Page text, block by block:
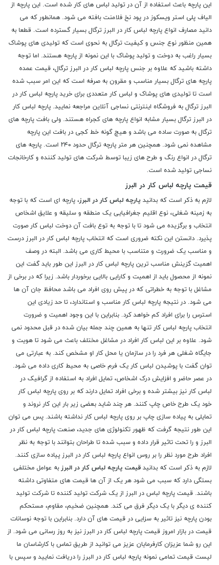
این پارچه باعث استفاده از آن در تولید لباس های کار شده است. این پارچه از
الیاف پلی استر ویسکوز در پود نخ فلامنت بافته می شود. همانطور که می
دانید مصارف انواع پارچه لباس کار در البرز ترگال بسیار گسترده است. قطعا به
همین منظور نوع جنس و کیفیت ترگال به نحوی است که تولیدی ‌های پوشاک
بسیار راغب به دوخت و تولید پوشاک با این نمونه از پارچه هستند. اما توجه
داشته باشید که علاوه بر جنس پارچه لباس کار در البرز ترگال، قیمت عمده
پارچه های ترگال بسیار مناسب و مقرون به صرفه است که این امر سبب شده
است تا تولیدی‌ های پوشاک و لباس کار متعددی برای خرید پارچه لباس کار در
البرز ترگال به فروشگاه اینترنتی نساجی آنلاین مراجعه نمایید. پارچه لباس کار
در البرز ترگال بسیار مشابه انواع پارچه های کجراه هستند. ولی بافت پارچه های
ترگال به صورت ساده می باشد و هیچ گونه خط کجی در بافت این پارچه
مشاهده نمی ‌شود. همچنین هر متر پارچه ترگال حدود ۲۴۰ است. پارچه های
ترگال در انواع رنگ و طرح های زیبا توسط شرکت های تولید کننده و کارخانجات
نساجی تولید شده است.
قیمت پارچه لباس کار در البرز
لازم به ذکر است که بدانید پارچه لباس کار در البرز، پارچه ای است که با توجه
به زمینه شغلی، نوع اقلیم جغرافیایی یک منطقه و سلیقه و علایق اشخاص
انتخاب و برگزیده می شود تا با توجه به توع بافت آن دوخت لباس کار صورت
پذیرد. دانستن این نکته ضروری است که انتخاب پارچه لباس کار در البرز درست
و مناسب یک ضرورت و متناسب با محیط کاری می باشد. البته در وصف
اهمیت گزینش مناسب ترین پارچه لباس کار در البرز این طور باید گفت این
نمونه از محصول باید از اهمیت و کارایی بالایی برخوردار باشد. زیرا که در برخی از
مشاغل با توجه به خطراتی که در پیش روی افراد می باشد محافظ جان آن ها
می شود. در نتیجه پارچه لباس کار مناسب و استاندارد، تا حد زیادی این
استرس را برای افراد کم خواهد کرد. بنابراین با این وجود اهمیت و ضرورت
انتخاب پارچه لباس کار تنها به همین چند جمله بیان شده در قبل محدود نمی
شود. علاوه بر این لباس کار افراد در مشاغل مختلف باعث می شود تا هویت و
جایگاه شغلی هر فرد را در سازمان یا محل کار او مشخص کند. به عبارتی می
توان گفت با پوشیدن لباس کار یک فرم خاصی به محیط کاری داده می شود.
در عصر حاضر و افزایش درک اشخاص، تمایل افراد به استفاده از گرافیک در
لباس کار نیز بیشتر شده و برخی افراد تمایل دارند که بر روی پارچه لباس کار
خود یک طرح خاص چاپ کنند. هر چند شاید بعضی زیر بار این کار نروند و
تمایلی به پیاده سازی چاپ بر روی پارچه لباس کار نداشته باشند. پس می توان
این طور نتیجه گرفت که ظهور تکنولوژی های جدید، صنعت پارچه لباس کار در
البرز و را تحت تاثیر قرار داده و سبب شده تا طراحان بتوانند با توجه به نظر
افراد طرح مورد نظر را بر روس انواع پارچه لباس کار در البرز پیاده سازی کنند.
لازم به ذکر است که بدانید قیمت پارچه لباس کار در البرز به عوامل مختلفی
بستگی دارد که سبب می شود هر یک از آن ها قیمت های متفاوتی داشته
باشند. قیمت پارچه لباس در البرز از یک شرکت تولید کننده تا شرکت تولید
کننده ی دیگر با یک دیگر فرق می کند. همچنین ضخیم، مقاوم، مستحکم
بودن پارچه نیز تاثیر به سزایی در قیمت های آن دارد. بنابراین با توجه نوسانات
قیمت در بازار امروز قیمت پارچه لباس کار در البرز نیز به روز رسانی می شود. از
این رو شما عزیزان کارفرمایان عزیز می توانید از طریق تماس با کارشاسان ما
لیست قیمت تمامی نمونه پارچه لباس کار در البرز را دریافت نمایید و سپس با